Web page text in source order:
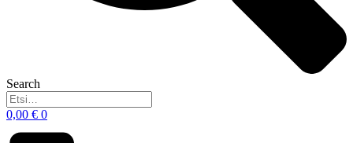
Search
0,00 € 0